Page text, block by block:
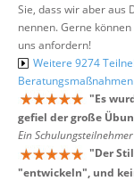
Sie, dass wir aber aus
nennen. Gerne
uns anfordern!
Weitere 9274
Beratungsmaßnahmen
"Es
gefiel der große
Ein
"Der
"entwickeln", und